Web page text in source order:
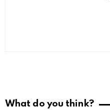
What do you think?